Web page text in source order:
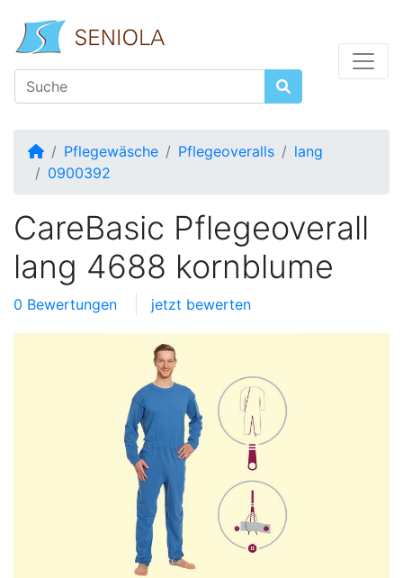
Startseite
Pflegewäsche Pflegeoveralls
lang
0900392
CareBasic Pflegeoverall
lang 4688 kornblume
0 Bewertungen jetzt bewerten